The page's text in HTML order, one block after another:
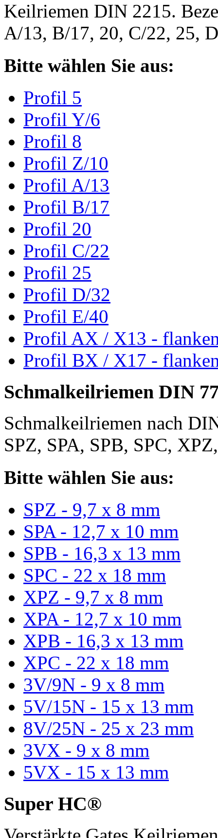
Keilriemen DIN 2215.
A/13, B/17, 20, C/22, 25,
Bitte wählen Sie aus:
Profil 5
Profil Y/6
Profil 8
Profil Z/10
Profil A/13
Profil B/17
Profil 20
Profil C/22
Profil 25
Profil D/32
Profil E/40
Profil AX / X13 -
Profil BX / X17 -
Schmalkeilriemen DIN
Schmalkeilriemen nach
SPZ, SPA, SPB, SPC,
Bitte wählen Sie aus:
SPZ - 9,7 x 8 mm
SPA - 12,7 x 10 mm
SPB - 16,3 x 13 mm
SPC - 22 x 18 mm
XPZ - 9,7 x 8 mm
XPA - 12,7 x 10 mm
XPB - 16,3 x 13 mm
XPC - 22 x 18 mm
3V/9N - 9 x 8 mm
5V/15N - 15 x 13 mm
8V/25N - 25 x 23 mm
3VX - 9 x 8 mm
5VX - 15 x 13 mm
Super HC®